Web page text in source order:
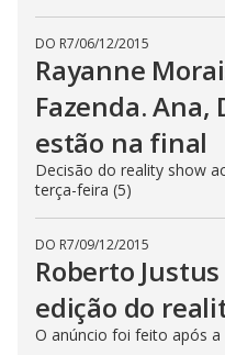
DO R7/06/12/2015
Rayanne
Fazenda. Ana,
estão na final
Decisão do reality show
terça-feira (5)
DO R7/09/12/2015
Roberto
edição do
O anúncio foi feito após a